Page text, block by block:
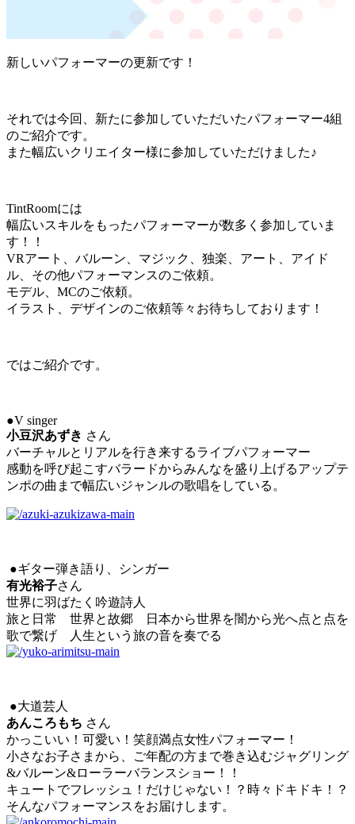
新しいパフォーマーの更新です！
それでは今回、新たに参加していただいたパフォーマー4組
のご紹介です。
また幅広いクリエイター様に参加していただけました♪
TintRoomには
幅広いスキルをもったパフォーマーが数多く参加していま
す！！
VRアート、バルーン、マジック、独楽、アート、アイド
ル、その他パフォーマンスのご依頼。
モデル、MCのご依頼。
イラスト、デザインのご依頼等々お待ちしております！
ではご紹介です。
●V singer
小豆沢あずき さん
バーチャルとリアルを行き来するライブパフォーマー
感動を呼び起こすバラードからみんなを盛り上げるアップテ
ンポの曲まで幅広いジャンルの歌唱をしている。
●ギター弾き語り、シンガー
有光裕子さん
世界に羽ばたく吟遊詩人
旅と日常 世界と故郷 日本から世界を闇から光へ点と点を
歌で繋げ 人生という旅の音を奏でる
●大道芸人
あんころもち さん
かっこいい！可愛い！笑顔満点女性パフォーマー！
小さなお子さまから、ご年配の方まで巻き込むジャグリング
&バルーン&ローラーバランスショー！！
キュートでフレッシュ！だけじゃない！？時々ドキドキ！？
そんなパフォーマンスをお届けします。